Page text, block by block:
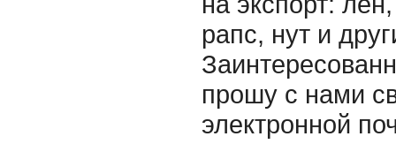
рапс, нут и
прошу с нами
электронной